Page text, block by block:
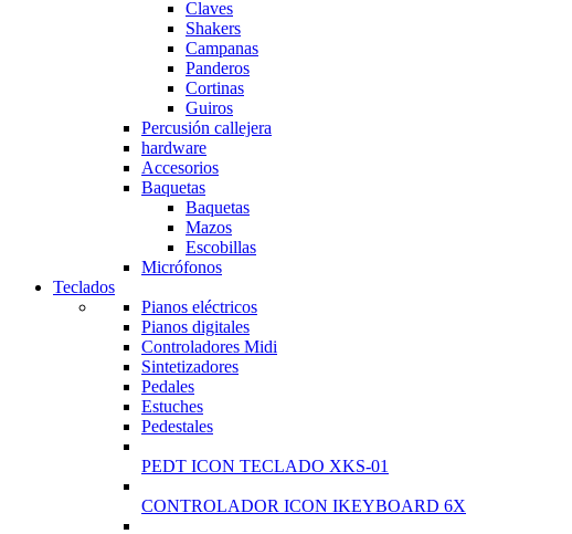
Claves
Shakers
Campanas
Panderos
Cortinas
Guiros
Percusión callejera
hardware
Accesorios
Baquetas
Baquetas
Mazos
Escobillas
Micrófonos
Teclados
Pianos eléctricos
Pianos digitales
Controladores Midi
Sintetizadores
Pedales
Estuches
Pedestales
PEDT ICON TECLADO XKS-01
CONTROLADOR ICON IKEYBOARD 6X